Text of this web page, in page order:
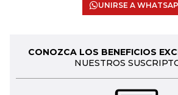
UNIRSE A
CONOZCA LOS BENEFICIOS
NUESTROS